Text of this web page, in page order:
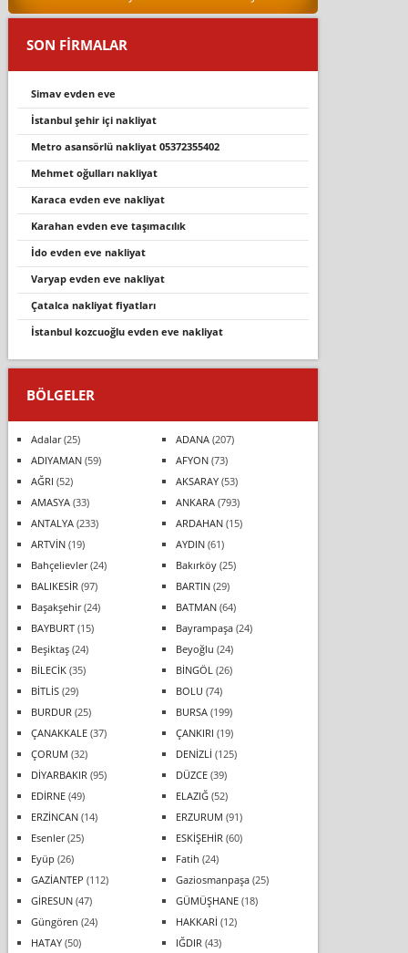
SON FİRMALAR
si̇mav evden eve
i̇stanbul şehi̇r i̇çi̇ nakli̇yat
metro asansörlü nakliyat 05372355402
mehmet oğulları nakliyat
karaca evden eve nakliyat
karahan evden eve taşımacılık
ido evden eve nakliyat
varyap evden eve nakliyat
çatalca nakliyat fiyatları
i̇stanbul kozcuoğlu evden eve nakliyat
BÖLGELER
Adalar(25) ADANA(207)
ADIYAMAN(59) AFYON(73)
AĞRI (52) AKSARAY(53)
AMASYA(33) ANKARA(793)
ANTALYA(233) ARDAHAN(15)
ARTVİN(19) AYDIN(61)
Bahçelievler(24) Bakırköy(25)
BALIKESİR (97) BARTIN(29)
Başakşehir(24) BATMAN(64)
BAYBURT(15) Bayrampaşa(24)
Beşiktaş(24) Beyoğlu (24)
BİLECİK(35) BİNGÖL (26)
BİTLİS(29) BOLU (74)
BURDUR (25) BURSA(199)
ÇANAKKALE(37) ÇANKIRI (19)
ÇORUM (32) DENİZLİ (125)
DİYARBAKIR (95) DÜZCE(39)
EDİRNE(49) ELAZIĞ(52)
ERZİNCAN(14) ERZURUM (91)
Esenler(25) ESKİŞEHİR (60)
Eyüp (26) Fatih (24)
GAZİANTEP (112) Gaziosmanpaşa(25)
GİRESUN(47) GÜMÜŞHANE(18)
Güngören (24) HAKKARİ (12)
HATAY(50) IĞDIR (43)